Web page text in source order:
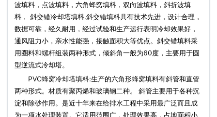
波填料，点波填料，六角蜂窝填料，双向波填料，斜折波填
料， 斜交错冷却塔填料.斜交错填料具有技术先进，设计合理，
数据可靠，经久耐用，经过试验和生产运行表明冷却效果好，
通风阻力小，亲水性能强，接触面积大等优点。斜交错填料采
用圈料和螺杆组装两种形式，倾斜角一般为60度，主要用于圆
型逆流式冷却塔。
PVC蜂窝冷却塔填料:生产的六角形蜂窝填料有斜管和直管
两种形式。材质有聚丙烯和玻璃钢二种。 斜管主要用于各种沉
淀和除砂作用。是近十年来在给排水工程中采用最广泛而且成
为一项水处理装置。它适用范围广，处理效果高，占地面积小